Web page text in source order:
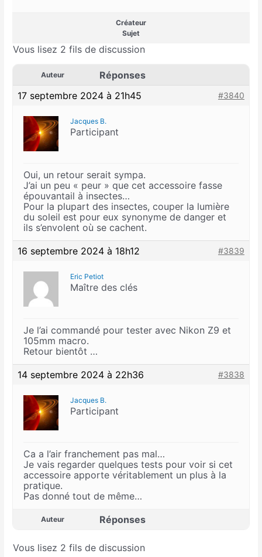
Créateur
Sujet
Vous lisez 2 fils de discussion
Auteur
Réponses
17 septembre 2024 à 21h45
#3840
Jacques B.
Participant
Oui, un retour serait sympa.
J’ai un peu « peur » que cet accessoire fasse
épouvantail à insectes…
Pour la plupart des insectes, couper la lumière
du soleil est pour eux synonyme de danger et
ils s’envolent où se cachent.
16 septembre 2024 à 18h12
#3839
Eric Petiot
Maître des clés
Je l’ai commandé pour tester avec Nikon Z9 et
105mm macro.
Retour bientôt …
14 septembre 2024 à 22h36
#3838
Jacques B.
Participant
Ca a l’air franchement pas mal…
Je vais regarder quelques tests pour voir si cet
accessoire apporte véritablement un plus à la
pratique.
Pas donné tout de même…
Auteur Réponses
Vous lisez 2 fils de discussion